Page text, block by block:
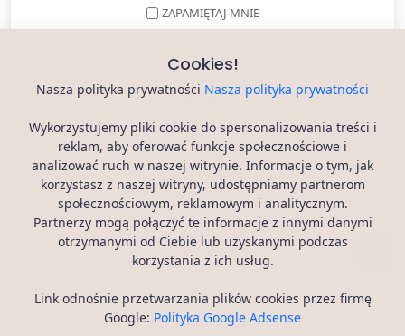
ZAPAMIĘTAJ MNIE
Rejestracja
Nowe Hasło?
Artykuły
Regulamin
Cookies!
Nasza polityka prywatności Nasza polityka prywatności
Wykorzystujemy pliki cookie do spersonalizowania treści i
reklam, aby oferować funkcje społecznościowe i
analizować ruch w naszej witrynie. Informacje o tym, jak
korzystasz z naszej witryny, udostępniamy partnerom
społecznościowym, reklamowym i analitycznym.
Partnerzy mogą połączyć te informacje z innymi danymi
otrzymanymi od Ciebie lub uzyskanymi podczas
korzystania z ich usług.
Link odnośnie przetwarzania plików cookies przez firmę
Google: Polityka Google Adsense